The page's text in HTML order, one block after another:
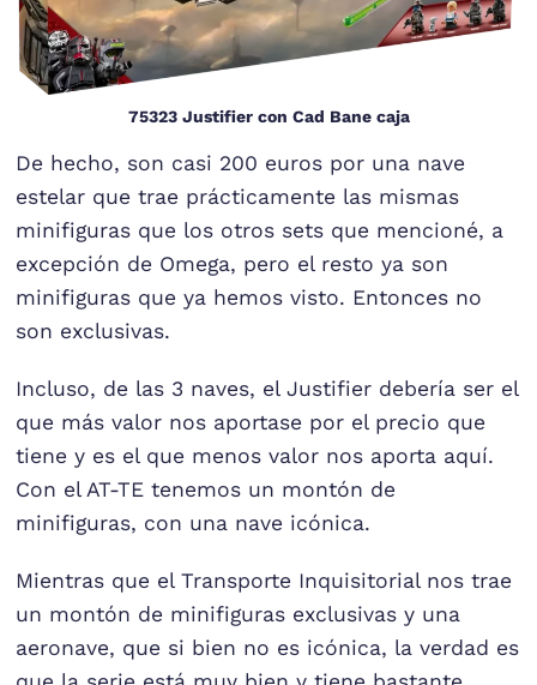
75323 Justifier con Cad Bane caja
De hecho, son casi 200 euros por una nave
estelar que trae prácticamente las mismas
minifiguras que los otros sets que mencioné, a
excepción de Omega, pero el resto ya son
minifiguras que ya hemos visto. Entonces no
son exclusivas.
Incluso, de las 3 naves, el Justifier debería ser el
que más valor nos aportase por el precio que
tiene y es el que menos valor nos aporta aquí.
Con el AT-TE tenemos un montón de
minifiguras, con una nave icónica.
Mientras que el Transporte Inquisitorial nos trae
un montón de minifiguras exclusivas y una
aeronave, que si bien no es icónica, la verdad es